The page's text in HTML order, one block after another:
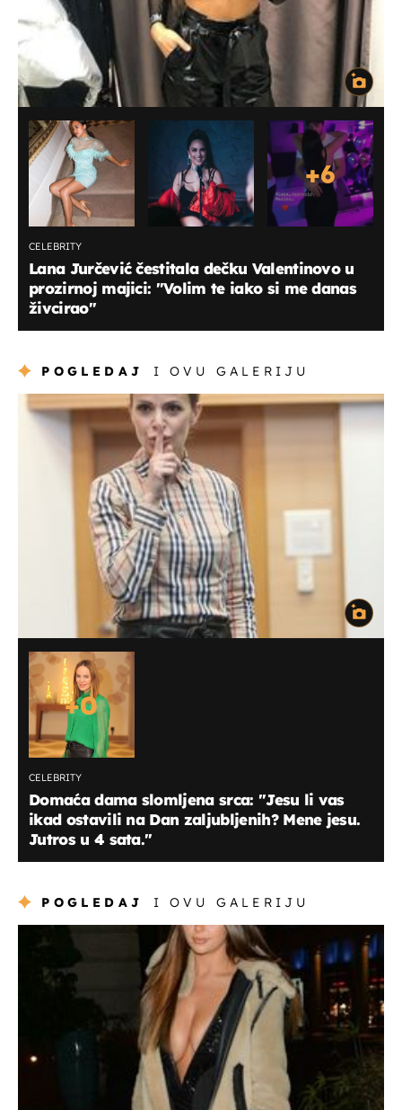
+6
CELEBRITY
Lana Jurčević čestitala dečku Valentinovo u
prozirnoj majici: "Volim te iako si me danas
živcirao"
POGLEDAJ I OVU GALERIJU
+0
CELEBRITY
Domaća dama slomljena srca: "Jesu li vas
ikad ostavili na Dan zaljubljenih? Mene jesu.
Jutros u 4 sata."
POGLEDAJ I OVU GALERIJU